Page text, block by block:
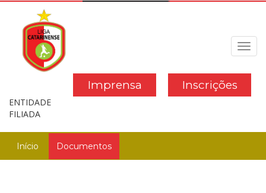
Inscrições
Imprensa
ENTIDADE
FILIADA
Início Documentos